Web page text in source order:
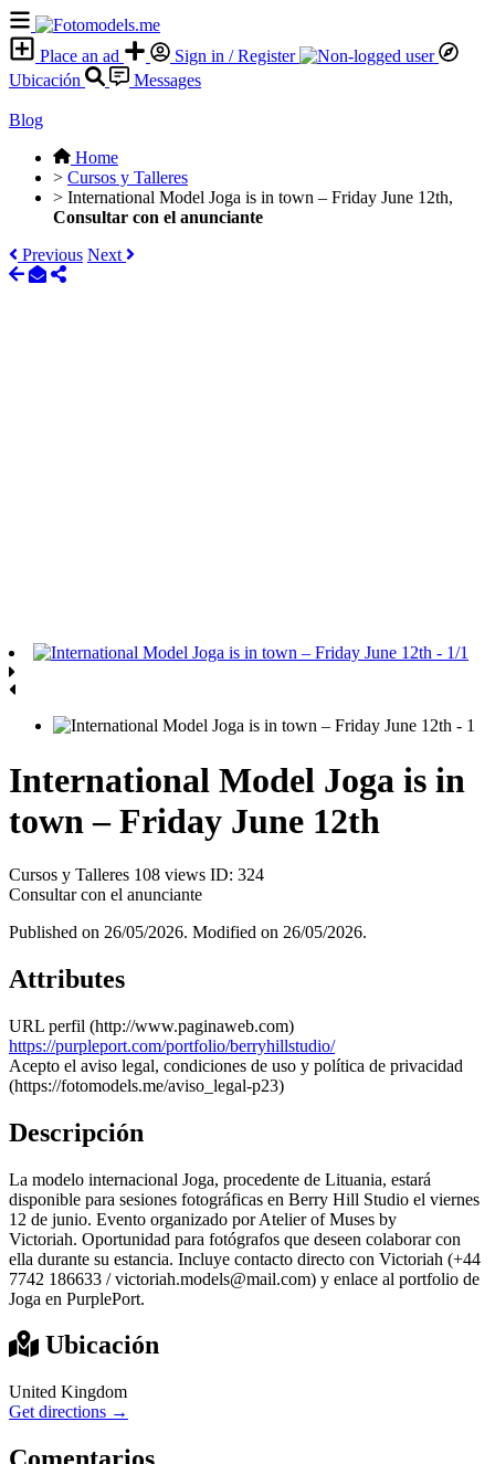
Place an ad
Sign in / Register
Ubicación
Messages
Blog
Home
> Cursos y Talleres
> International Model Joga is in town – Friday June 12th,
Consultar con el anunciante
Previous Next
International Model Joga is in
town – Friday June 12th
Cursos y Talleres 108 views ID: 324
Consultar con el anunciante
Published on 26/05/2026. Modified on 26/05/2026.
Attributes
URL perfil (http://www.paginaweb.com)
https://purpleport.com/portfolio/berryhillstudio/
Acepto el aviso legal, condiciones de uso y política de privacidad
(https://fotomodels.me/aviso_legal-p23)
Descripción
La modelo internacional Joga, procedente de Lituania, estará
disponible para sesiones fotográficas en Berry Hill Studio el viernes
12 de junio. Evento organizado por Atelier of Muses by
Victoriah. Oportunidad para fotógrafos que deseen colaborar con
ella durante su estancia. Incluye contacto directo con Victoriah (+44
7742 186633 / victoriah.models@mail.com) y enlace al portfolio de
Joga en PurplePort.
Ubicación
United Kingdom
Get directions →